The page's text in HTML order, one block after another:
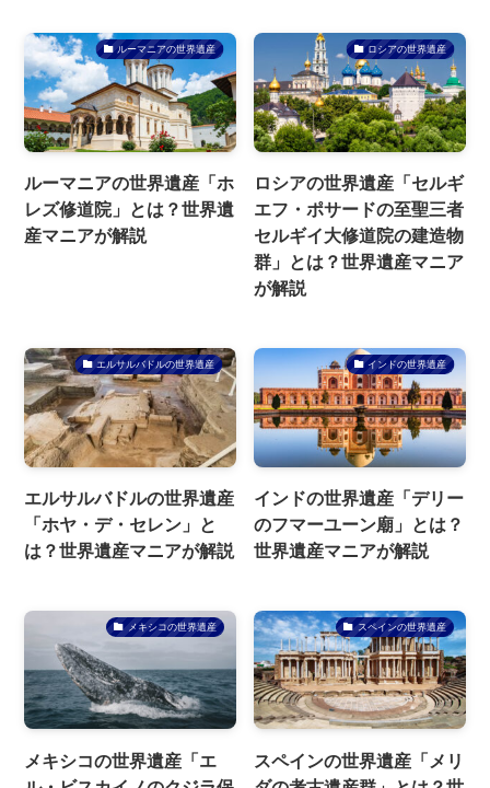
ルーマニアの世界遺産
ルーマニアの世界遺産「ホ
レズ修道院」とは？世界遺
産マニアが解説
ロシアの世界遺産
ロシアの世界遺産「セルギ
エフ・ポサードの至聖三者
セルギイ大修道院の建造物
群」とは？世界遺産マニア
が解説
エルサルバドルの世界遺産
エルサルバドルの世界遺産
「ホヤ・デ・セレン」と
は？世界遺産マニアが解説
インドの世界遺産
インドの世界遺産「デリー
のフマーユーン廟」とは？
世界遺産マニアが解説
メキシコの世界遺産
メキシコの世界遺産「エ
スペインの世界遺産
スペインの世界遺産「メリ